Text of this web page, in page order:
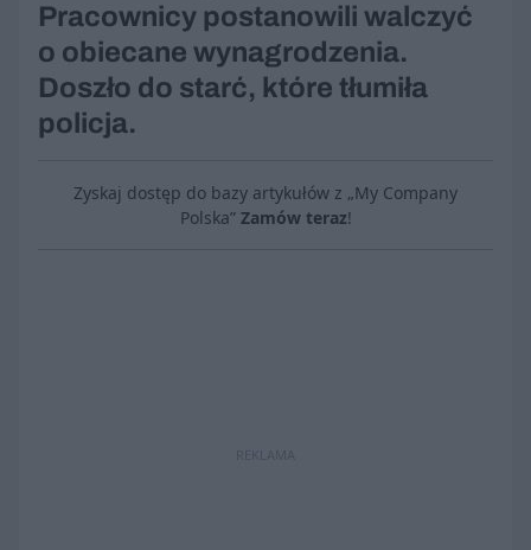
Pracownicy postanowili walczyć
o obiecane wynagrodzenia.
Doszło do starć, które tłumiła
policja.
Zyskaj dostęp do bazy artykułów z „My Company
Polska” Zamów teraz!
REKLAMA